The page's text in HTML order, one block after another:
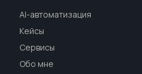
AI-автоматизация
Кейсы
Сервисы
Обо мне